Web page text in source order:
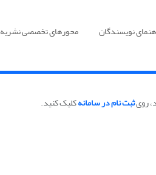
نویسندگان محورهای تخصصی نشریه
رویثبت نام در سامانهکلیک کنید.